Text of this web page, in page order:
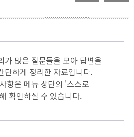
가 많은 질문들을 모아 답변을
단하게 정리한 자료입니다.
항은 메뉴 상단의 '스스로
확인하실 수 있습니다.